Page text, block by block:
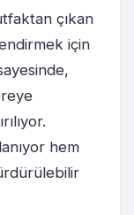
çıkan
için
hem